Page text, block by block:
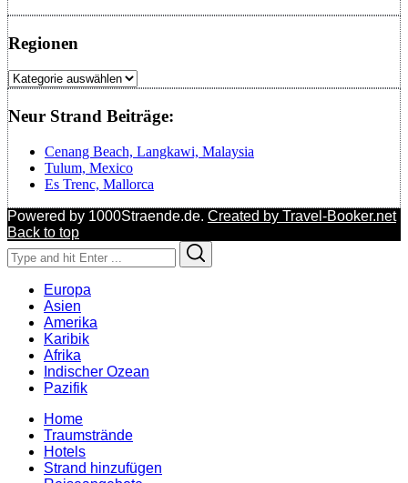
Regionen
Regionen
Neur Strand Beiträge:
Cenang Beach, Langkawi, Malaysia
Tulum, Mexico
Es Trenc, Mallorca
Powered by 1000Straende.de. Created by Travel-Booker.net
Back to top
Search
for:
Europa
Asien
Amerika
Karibik
Afrika
Indischer Ozean
Pazifik
Home
Traumstrände
Hotels
Strand hinzufügen